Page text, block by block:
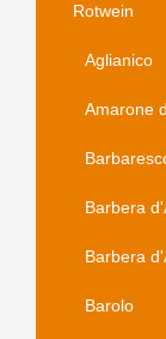
Rotwein
Aglianico
Amarone
Barbera
Barbera
Barolo